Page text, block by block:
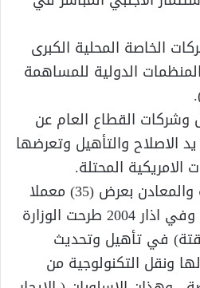
الخاصة المحلية الكبرى
الدولية للمساهمة
القطاع العام عن
الاصلاح والتأهيل وتعرضها
الامريكية المحتلة.
كما قامت وزارة الصناعة والمعادن بعرض (35) معملا
للإيجار في ايلول 2003 , وفي اذار 2004 طرحت الوزارة
في تأهيل وتحديث
ونقل التكنولوجية من